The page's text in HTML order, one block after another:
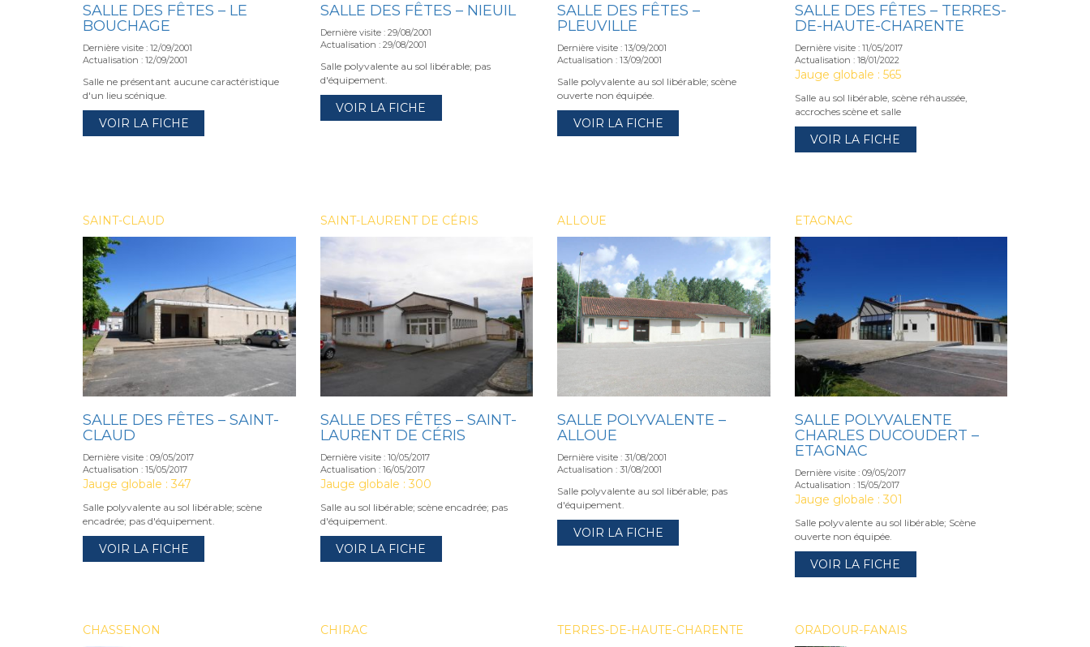
SALLE DES FÊTES – LE
BOUCHAGE
Dernière visite : 12/09/2001
Actualisation : 12/09/2001
Salle ne présentant aucune caractéristique
d'un lieu scénique.
VOIR LA FICHE
SALLE DES FÊTES – NIEUIL
Dernière visite : 29/08/2001
Actualisation : 29/08/2001
Salle polyvalente au sol libérable; pas
d'équipement.
VOIR LA FICHE
SALLE DES FÊTES –
PLEUVILLE
Dernière visite : 13/09/2001
Actualisation : 13/09/2001
Salle polyvalente au sol libérable; scène
ouverte non équipée.
VOIR LA FICHE
SALLE DES FÊTES – TERRES-
DE-HAUTE-CHARENTE
Dernière visite : 11/05/2017
Actualisation : 18/01/2022
Jauge globale : 565
Salle au sol libérable, scène réhaussée,
accroches scène et salle
VOIR LA FICHE
SAINT-CLAUD
SALLE DES FÊTES – SAINT-
CLAUD
Dernière visite : 09/05/2017
Actualisation : 15/05/2017
Jauge globale : 347
Salle polyvalente au sol libérable; scène
encadrée; pas d'équipement.
VOIR LA FICHE
SAINT-LAURENT DE CÉRIS
SALLE DES FÊTES – SAINT-
LAURENT DE CÉRIS
Dernière visite : 10/05/2017
Actualisation : 16/05/2017
Jauge globale : 300
Salle au sol libérable; scène encadrée; pas
d'équipement.
VOIR LA FICHE
ALLOUE
SALLE POLYVALENTE –
ALLOUE
Dernière visite : 31/08/2001
Actualisation : 31/08/2001
Salle polyvalente au sol libérable; pas
d'équipement.
VOIR LA FICHE
ETAGNAC
SALLE POLYVALENTE
CHARLES DUCOUDERT –
ETAGNAC
Dernière visite : 09/05/2017
Actualisation : 15/05/2017
Jauge globale : 301
Salle polyvalente au sol libérable; Scène
ouverte non équipée.
VOIR LA FICHE
CHASSENON CHIRAC TERRES-DE-HAUTE-CHARENTE ORADOUR-FANAIS